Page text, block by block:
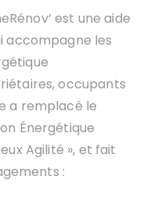
est une aide
accompagne les
occupants
a remplacé le
Énergétique
Agilité », et fait
: